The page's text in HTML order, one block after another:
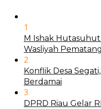
1
M Ishak
Wasliyah
2
Konflik Desa
Berdamai
3
DPRD Riau Gelar